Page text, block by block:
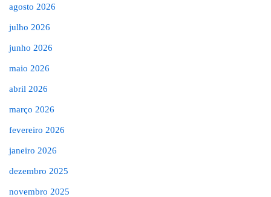
agosto 2026
julho 2026
junho 2026
maio 2026
abril 2026
março 2026
fevereiro 2026
janeiro 2026
dezembro 2025
novembro 2025